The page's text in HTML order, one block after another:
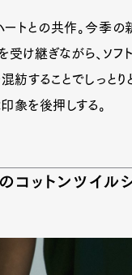
Pen
トとの共作。今季
け継ぎながら、ソフ
紡することでしっと
象を後押しする。
ットンツイル